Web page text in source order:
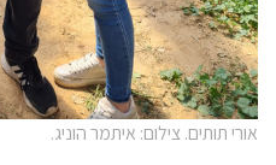
אורי תותים. צילום: איתמר הוניג.